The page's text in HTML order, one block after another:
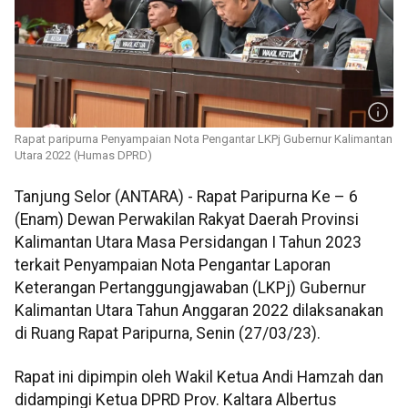
Rapat paripurna Penyampaian Nota Pengantar LKPj Gubernur Kalimantan
Utara 2022 (Humas DPRD)
Tanjung Selor (ANTARA) - Rapat Paripurna Ke – 6
(Enam) Dewan Perwakilan Rakyat Daerah Provinsi
Kalimantan Utara Masa Persidangan I Tahun 2023
terkait Penyampaian Nota Pengantar Laporan
Keterangan Pertanggungjawaban (LKPj) Gubernur
Kalimantan Utara Tahun Anggaran 2022 dilaksanakan
di Ruang Rapat Paripurna, Senin (27/03/23).
Rapat ini dipimpin oleh Wakil Ketua Andi Hamzah dan
didampingi Ketua DPRD Prov. Kaltara Albertus